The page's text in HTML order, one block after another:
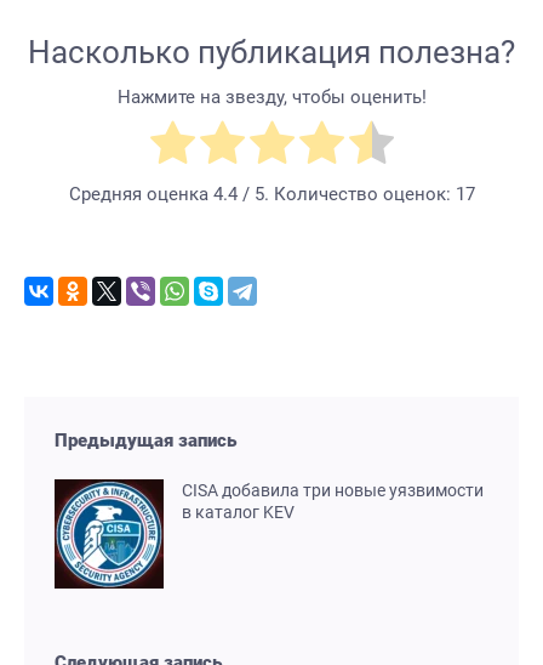
Насколько публикация полезна?
Нажмите на звезду, чтобы оценить!
Средняя оценка 4.4/ 5. Количество оценок: 17
Предыдущая запись
CISA добавила три новые уязвимости
в каталог KEV